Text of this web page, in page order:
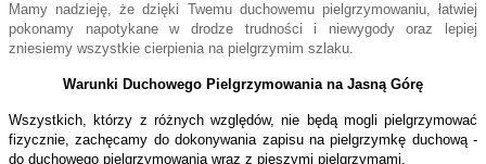
Mamy nadzieję, że dzięki Twemu duchowemu pielgrzymowaniu, łatwiej
pokonamy napotykane w drodze trudności i niewygody oraz lepiej
zniesiemy wszystkie cierpienia na pielgrzymim szlaku.
Warunki Duchowego Pielgrzymowania na Jasną Górę
Wszystkich, którzy z różnych względów, nie będą mogli pielgrzymować
fizycznie, zachęcamy do dokonywania zapisu na pielgrzymkę duchową -
do duchowego pielgrzymowania wraz z pieszymi pielgrzymami.